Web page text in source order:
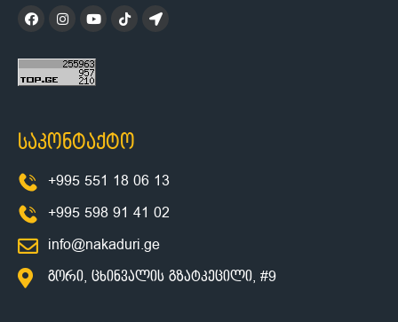
საკონტაქტო
+995 551 18 06 13
+995 598 91 41 02
info@nakaduri.ge
გორი, ცხინვალის გზატკეცილი, #9